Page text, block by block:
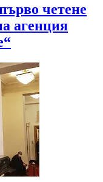
четене
агенция